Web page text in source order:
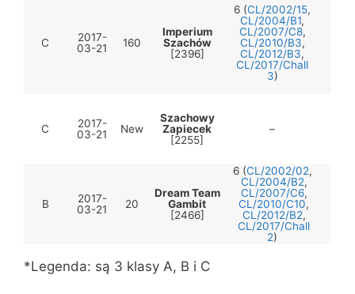
C
2017-
03-21
160
Imperium
Szachów
[2396]
6 (CL/2002/15,
CL/2004/B1,
CL/2007/C8,
CL/2010/B3,
CL/2012/B3,
CL/2017/Chall
3)
C
2017-
03-21
New
Szachowy
Zapiecek
[2255]
–
B
2017-
03-21
20
Dream Team
Gambit
[2466]
6 (CL/2002/02,
CL/2004/B2,
CL/2007/C6,
CL/2010/C10,
CL/2012/B2,
CL/2017/Chall
2)
*Legenda: są 3 klasy A, B i C